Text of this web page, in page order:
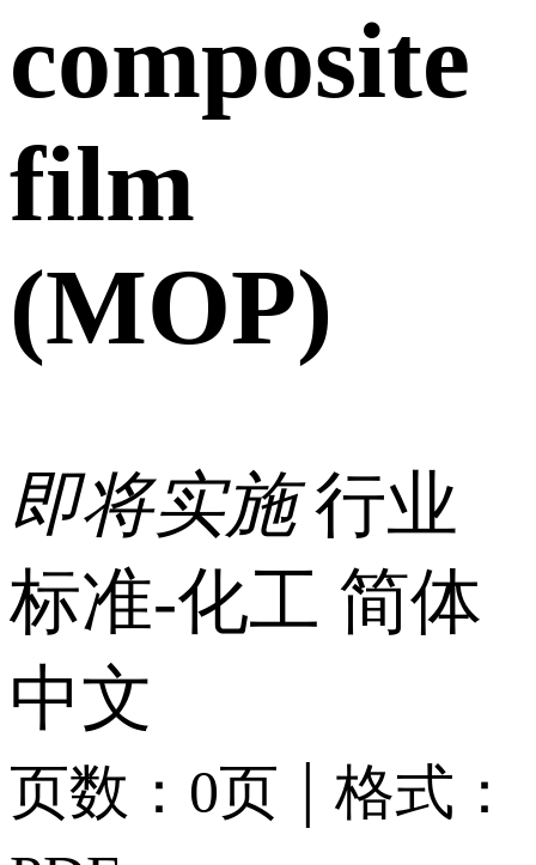
composite
film
(MOP)
即将实施 行业
标准-化工 简体
中文
页数：0页 | 格式：